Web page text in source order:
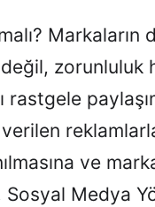
Markaların
zorunluluk
ve
Medya